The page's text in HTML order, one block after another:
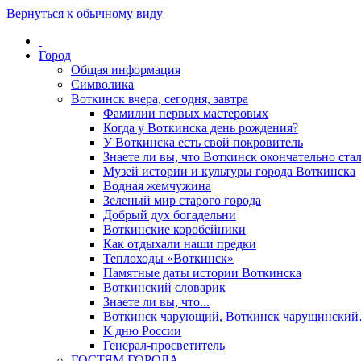
Вернуться к обычному виду
Город
Общая информация
Символика
Воткинск вчера, сегодня, завтра
Фамилии первых мастеровых
Когда у Воткинска день рождения?
У Воткинска есть свой покровитель
Знаете ли вы, что Воткинск окончательно
Музей истории и культуры города Воткинска
Водная жемчужина
Зеленый мир старого города
Добрый дух богадельни
Воткинские коробейники
Как отдыхали наши предки
Теплоходы «Воткинск»
Памятные даты истории Воткинска
Воткинский словарик
Знаете ли вы, что...
Воткинск чарующий, Воткинск
К дню России
Генерал-просветитель